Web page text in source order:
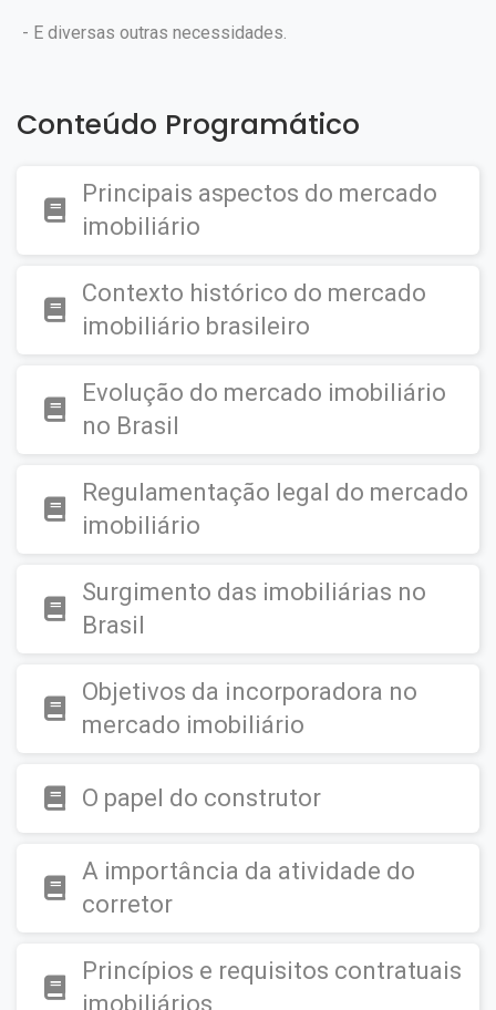
- E diversas outras necessidades.
Conteúdo Programático
Principais aspectos do mercado
imobiliário
Contexto histórico do mercado
imobiliário brasileiro
Evolução do mercado imobiliário
no Brasil
Regulamentação legal do mercado
imobiliário
Surgimento das imobiliárias no
Brasil
Objetivos da incorporadora no
mercado imobiliário
O papel do construtor
A importância da atividade do
corretor
Princípios e requisitos contratuais
imobiliários